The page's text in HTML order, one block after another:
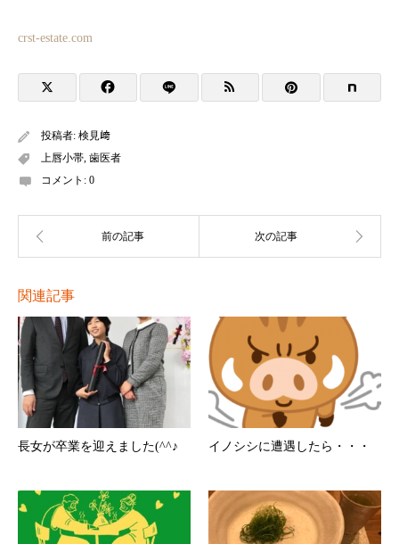
crst-estate.com
投稿者: 検見﨑
上唇小帯, 歯医者
コメント: 0
関連記事
長女が卒業を迎えました(^^♪ イノシシに遭遇したら・・・